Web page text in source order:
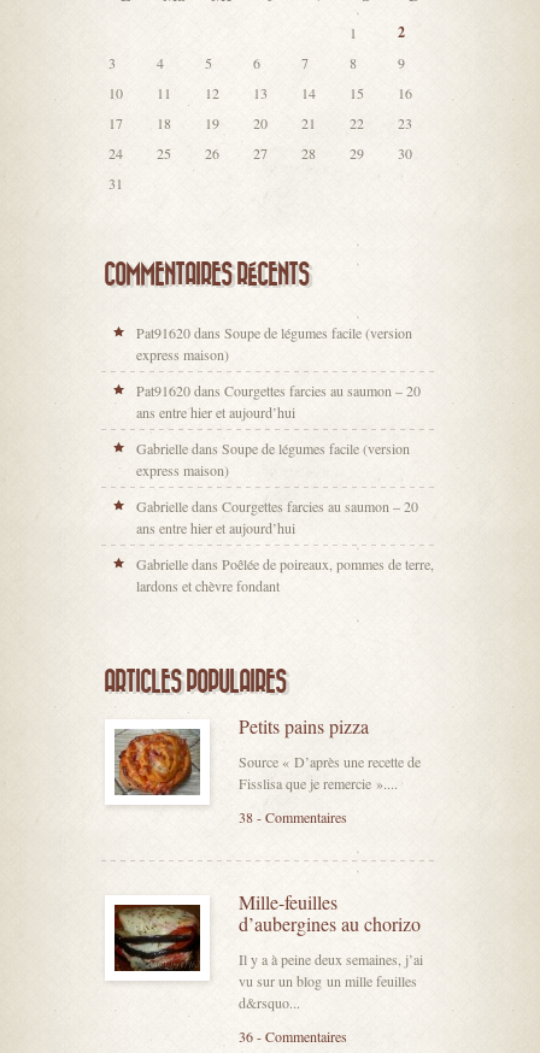
1 2
3 4 5 6 7 8
9
10
11 12 13 14 15
16
17
18 19 20 21 22
23
24
25 26 27 28 29
30
31
COMMENTAIRES RÉCENTS
Pat91620dans Soupe de légumes facile (version
express maison)
Pat91620dans Courgettes farcies au saumon – 20
ans entre hier et aujourd’hui
Gabrielledans Soupe de légumes facile (version
express maison)
Gabrielledans Courgettes farcies au saumon – 20
ans entre hier et aujourd’hui
Gabrielledans Poêlée de poireaux, pommes de terre,
lardons et chèvre fondant
ARTICLES POPULAIRES
Petits pains pizza
Source « D’après une recette de
Fisslisa que je remercie »....
38 - Commentaires
Mille-feuilles
d’aubergines au chorizo
Il y a à peine deux semaines, j’ai
vu sur un blog un mille feuilles
d&rsquo...
36 - Commentaires